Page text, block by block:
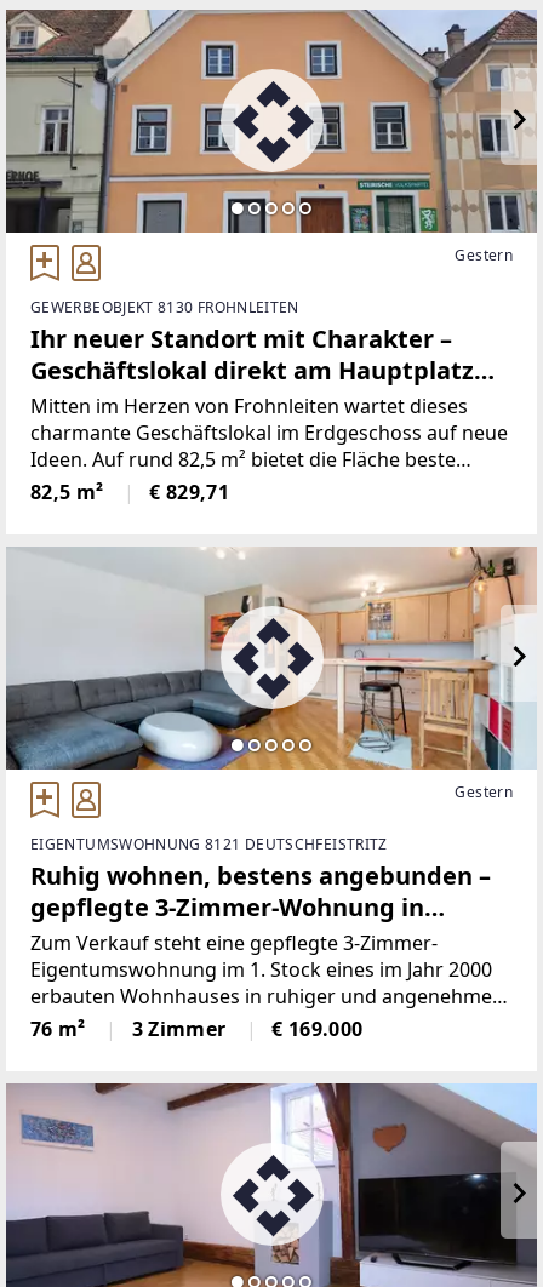
Gestern
GEWERBEOBJEKT 8130 FROHNLEITEN
Ihr neuer Standort mit Charakter –
Geschäftslokal direkt am Hauptplatz
Frohnleiten
Mitten im Herzen von Frohnleiten wartet dieses
charmante Geschäftslokal im Erdgeschoss auf neue
Ideen. Auf rund 82,5 m² bietet die Fläche beste
Voraussetzungen für Einzelhandel, Dienstleistung
oder Büro – sichtbar, zentral und barrierefrei
82,5 m² € 829,71
Gestern
EIGENTUMSWOHNUNG 8121 DEUTSCHFEISTRITZ
Ruhig wohnen, bestens angebunden –
gepflegte 3-Zimmer-Wohnung in
Deutschfeistritz
Zum Verkauf steht eine gepflegte 3-Zimmer-
Eigentumswohnung im 1. Stock eines im Jahr 2000
erbauten Wohnhauses in ruhiger und angenehmer
Wohnlage von Deutschfeistritz.Überzeugen Sie sich
und genießen Sie die 360° PANORAMA TOUR
76 m² 3 Zimmer € 169.000